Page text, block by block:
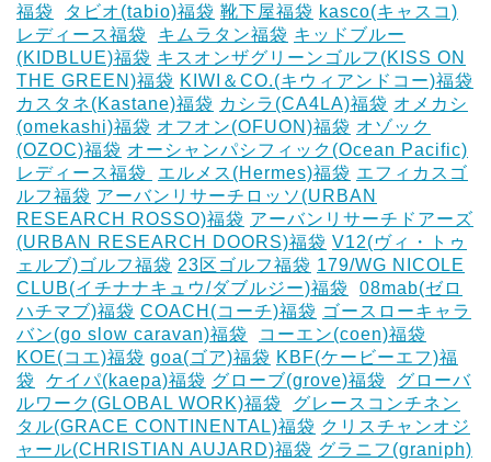
福袋
タビオ(tabio)福袋 靴下屋福袋 kasco(キャスコ)
レディース福袋
キムラタン福袋 キッドブルー
(KIDBLUE)福袋 キスオンザグリーンゴルフ(KISS ON
THE GREEN)福袋 KIWI＆CO.(キウィアンドコー)福袋
カスタネ(Kastane)福袋 カシラ(CA4LA)福袋 ‎オメカシ
(omekashi)福袋 オフオン(OFUON)福袋 オゾック
(OZOC)福袋 オーシャンパシフィック(Ocean Pacific)
レディース福袋 ‎
エルメス(Hermes)福袋 エフィカスゴ
ルフ福袋 アーバンリサーチロッソ(URBAN
RESEARCH ROSSO)福袋 アーバンリサーチドアーズ
(URBAN RESEARCH DOORS)福袋 V12(ヴィ・トゥ
ェルブ)ゴルフ福袋 23区ゴルフ福袋 179/WG NICOLE
CLUB(イチナナキュウ/ダブルジー)福袋
08mab(ゼロ
ハチマブ)福袋 COACH(コーチ)福袋 ゴースローキャラ
バン(go slow caravan)福袋
コーエン(coen)福袋
KOE(コエ)福袋 goa(ゴア)福袋 KBF(ケービーエフ)福
袋
ケイパ(kaepa)福袋 グローブ(grove)福袋
グローバ
ルワーク(GLOBAL WORK)福袋
グレースコンチネン
タル(GRACE CONTINENTAL)福袋 クリスチャンオジ
ャール(CHRISTIAN AUJARD)福袋 グラニフ(graniph)